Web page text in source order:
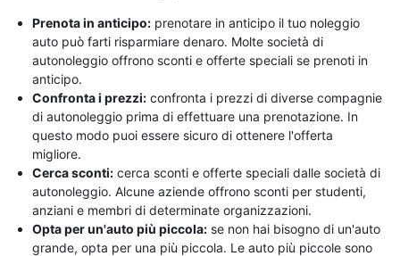
Prenota in anticipo: prenotare in anticipo il tuo noleggio
auto può farti risparmiare denaro. Molte società di
autonoleggio offrono sconti e offerte speciali se prenoti in
anticipo.
Confronta i prezzi: confronta i prezzi di diverse compagnie
di autonoleggio prima di effettuare una prenotazione. In
questo modo puoi essere sicuro di ottenere l'offerta
migliore.
Cerca sconti: cerca sconti e offerte speciali dalle società di
autonoleggio. Alcune aziende offrono sconti per studenti,
anziani e membri di determinate organizzazioni.
Opta per un'auto più piccola: se non hai bisogno di un'auto
grande, opta per una più piccola. Le auto più piccole sono